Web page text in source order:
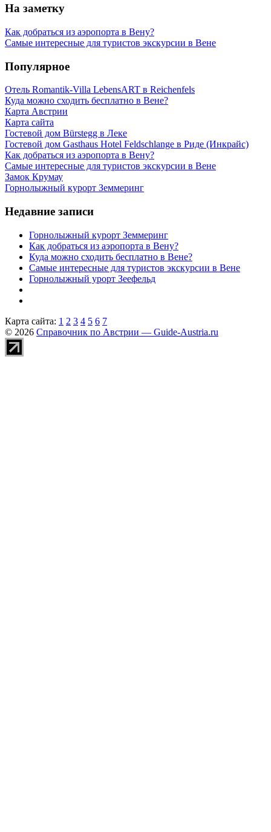
На заметку
Как добраться из аэропорта в Вену?
Самые интересные для туристов экскурсии в Вене
Популярное
Отель Romantik-Villa LebensART в Reichenfels
Куда можно сходить бесплатно в Вене?
Карта Австрии
Карта сайта
Гостевой дом Bürstegg в Леке
Гостевой дом Gasthaus Hotel Feldschlange в Риде (Инкрайс)
Как добраться из аэропорта в Вену?
Самые интересные для туристов экскурсии в Вене
Замок Крумау
Горнолыжный курорт Земмеринг
Недавние записи
Горнолыжный курорт Земмеринг
Как добраться из аэропорта в Вену?
Куда можно сходить бесплатно в Вене?
Самые интересные для туристов экскурсии в Вене
Горнолыжный урорт Зеефельд
Карта сайта: 1 2 3 4 5 6 7
© 2026 Справочник по Австрии — Guide-Austria.ru